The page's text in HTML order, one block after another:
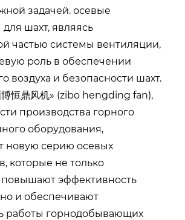
задачей. осевые
шахт, являясь
частью системы вентиляции,
роль в обеспечении
воздуха и безопасности шахт.
恒鼎风机» (zibo hengding fan),
производства горного
оборудования,
новую серию осевых
которые не только
повышают эффективность
и обеспечивают
работы горнодобывающих